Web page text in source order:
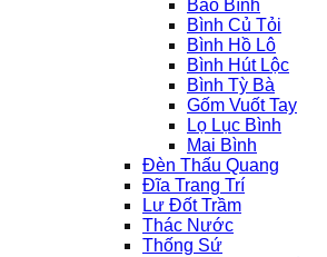
Bảo Bình
Bình Củ Tỏi
Bình Hồ Lô
Bình Hút Lộc
Bình Tỳ Bà
Gốm Vuốt Tay
Lọ Lục Bình
Mai Bình
Đèn Thấu Quang
Đĩa Trang Trí
Lư Đốt Trầm
Thác Nước
Thống Sứ